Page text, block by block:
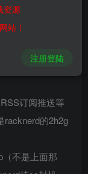
关系，不负责
章只是结合本
用的vps都是哪
订阅推送等
racknerd的2h2g
不是上面那
资源
站！
注册登陆